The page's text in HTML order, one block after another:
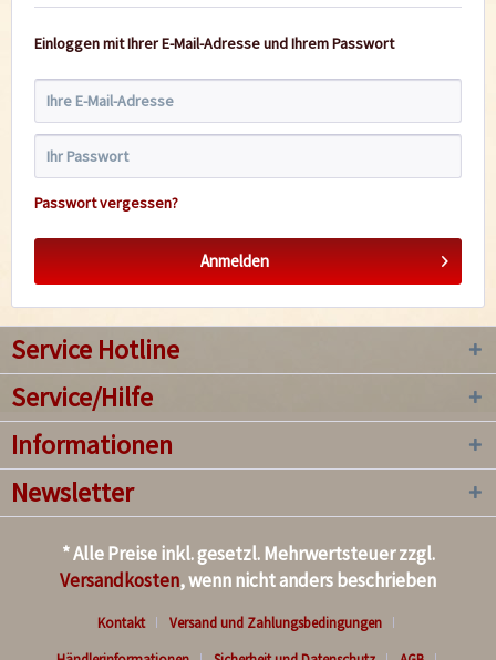
Einloggen mit Ihrer E-Mail-Adresse und Ihrem Passwort
Passwort vergessen?
Anmelden
Service Hotline
Service/Hilfe
Informationen
Newsletter
* Alle Preise inkl. gesetzl. Mehrwertsteuer zzgl.
Versandkosten, wenn nicht anders beschrieben
Kontakt
Versand und Zahlungsbedingungen